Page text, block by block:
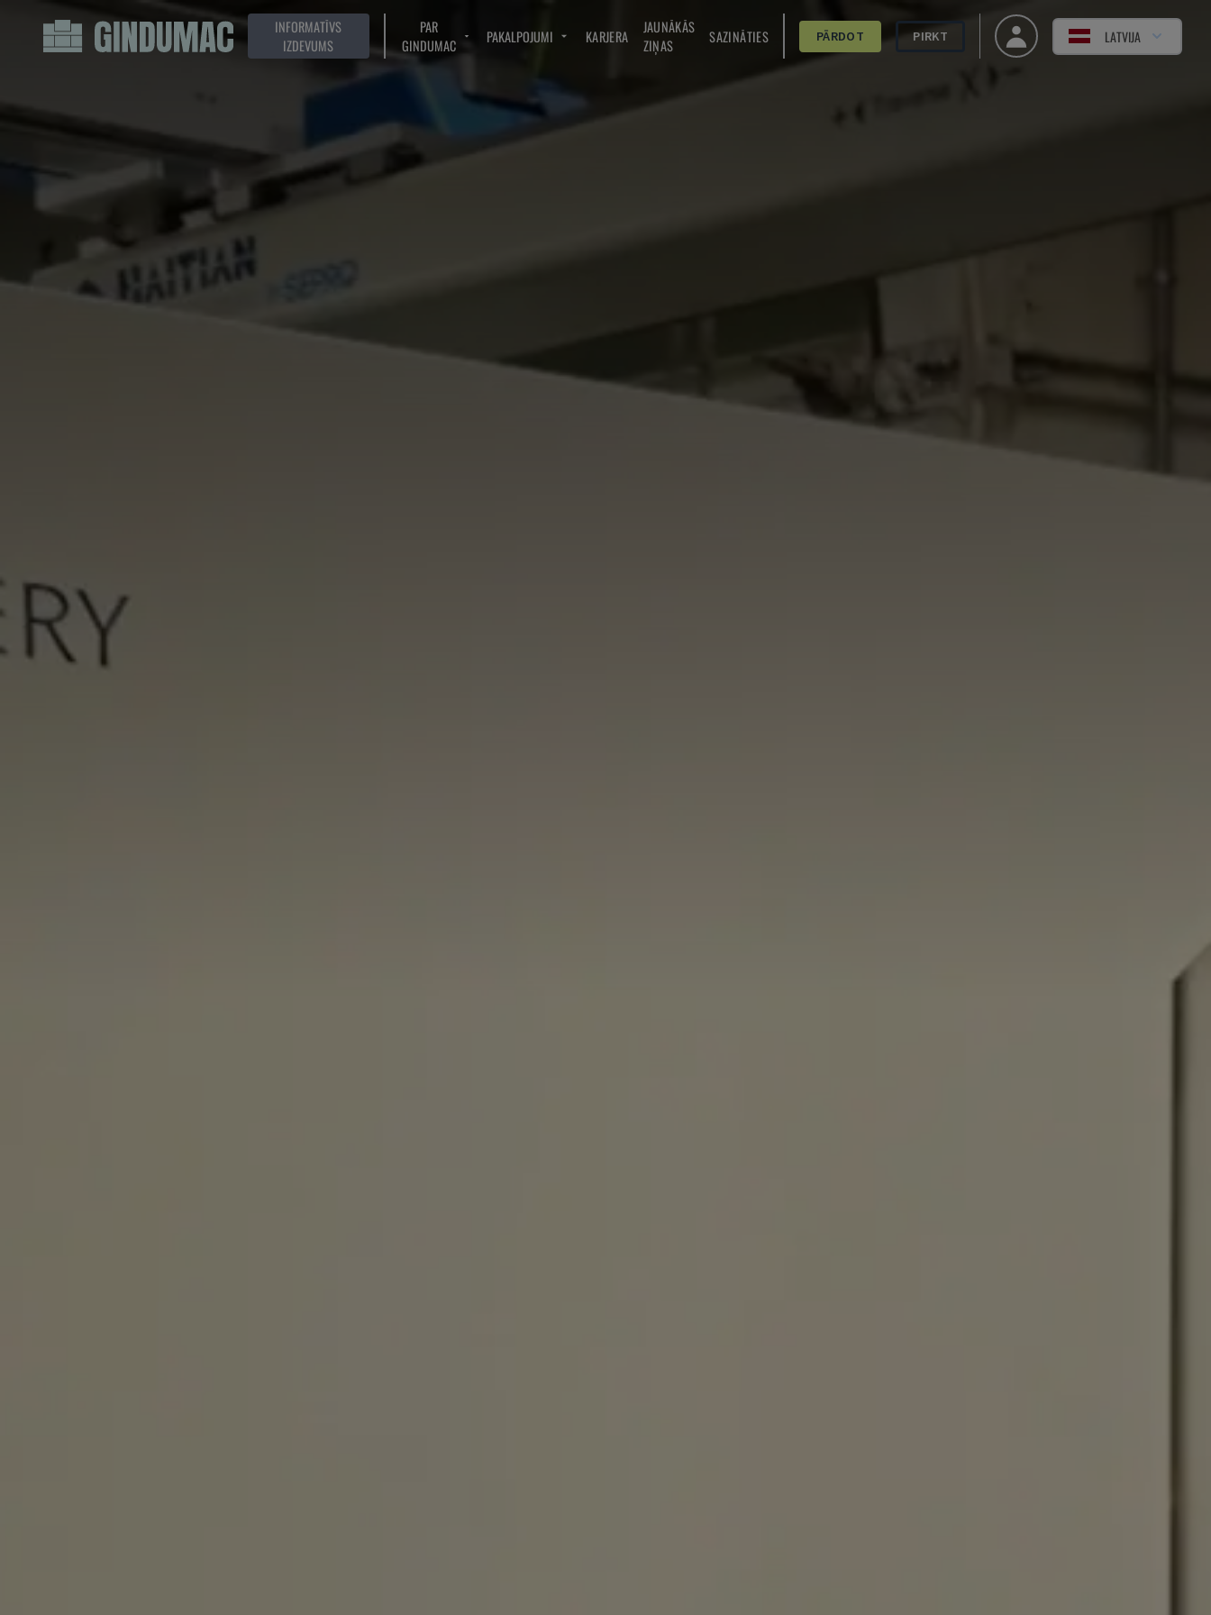
INFORMATĪVS
IZDEVUMS
PAR
GINDUMAC
PAKALPOJUMI KARJERA
JAUNĀKĀS
ZIŅAS
SAZINĀTIES PĀRDOT PIRKT LATVIJA